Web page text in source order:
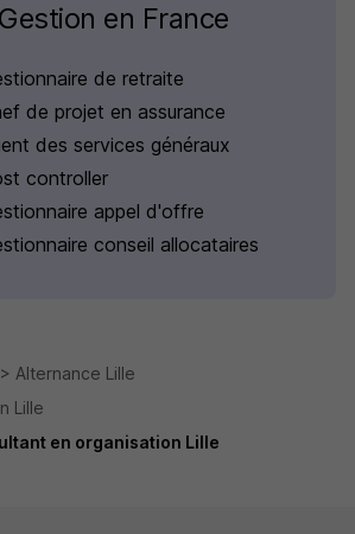
en France
de retraite
de projet en assurance
des services généraux
controller
appel d'offre
conseil allocataires
Alternance Lille
Lille
en organisation Lille